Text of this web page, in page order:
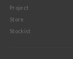
Project
Store
Stockist